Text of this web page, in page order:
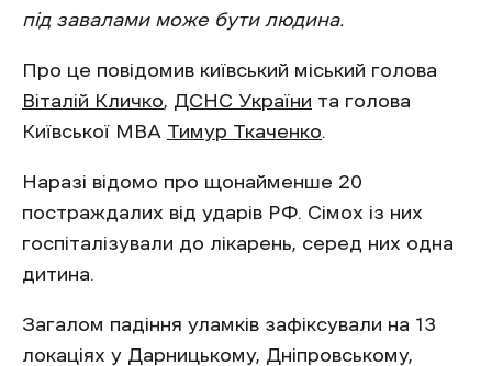
під завалами може бути людина.
Про це повідомив київський міський голова
Віталій Кличко, ДСНС України та голова
Київської МВА Тимур Ткаченко.
Наразі відомо про щонайменше 20
постраждалих від ударів РФ. Сімох із них
госпіталізували до лікарень, серед них одна
дитина.
Загалом падіння уламків зафіксували на 13
локаціях у Дарницькому, Дніпровському,